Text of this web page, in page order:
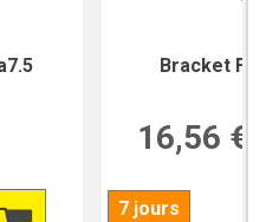
Bracket
16,56 €
7 jours